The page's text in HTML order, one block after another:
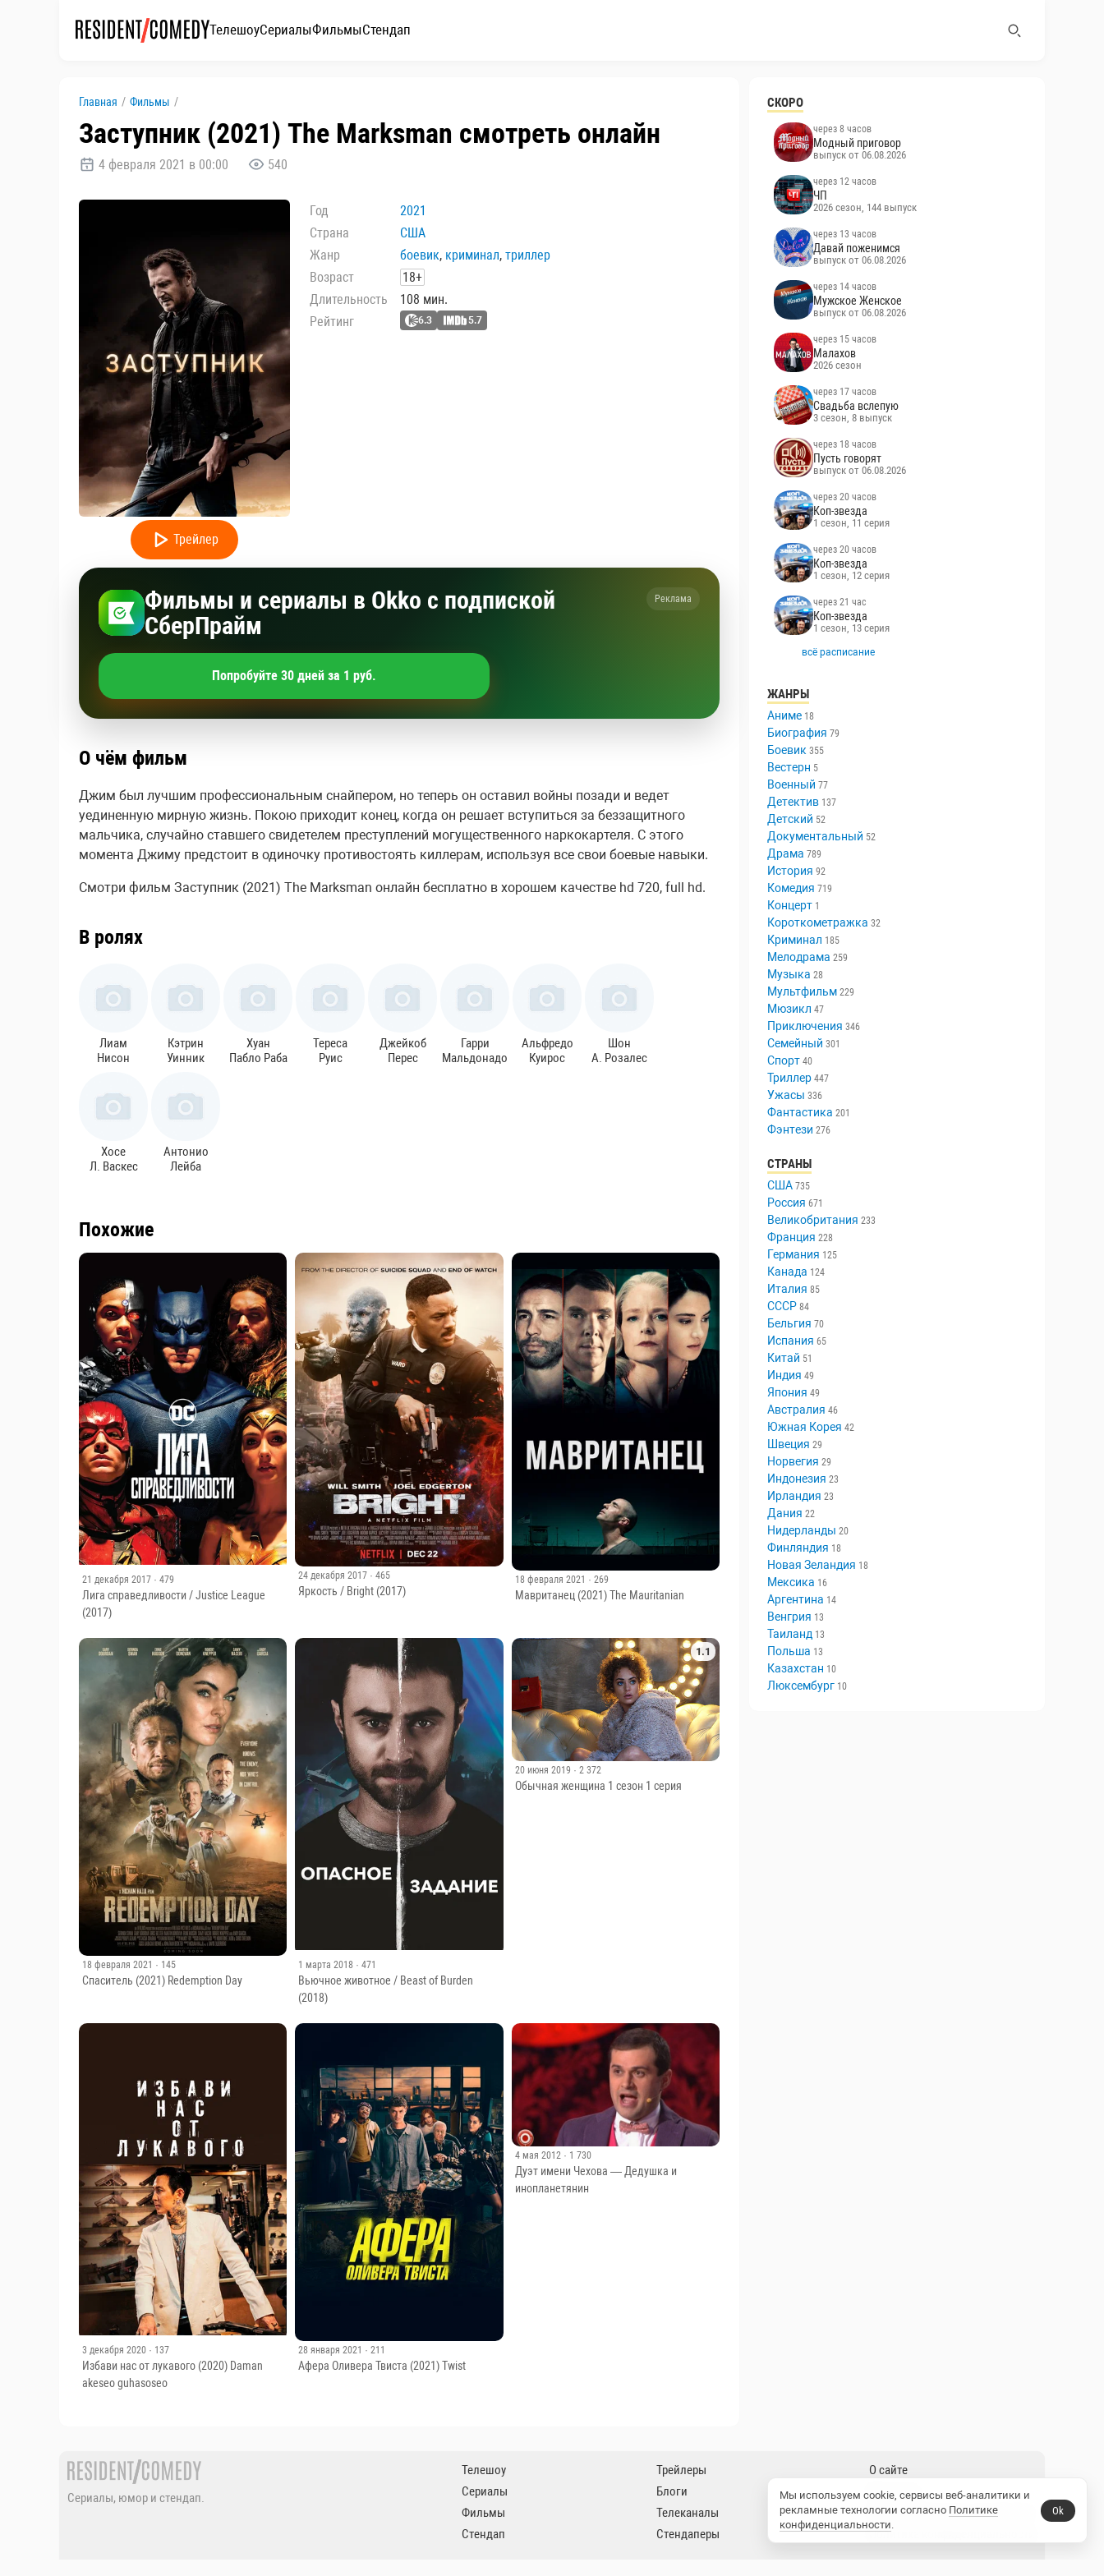
ТелешоуСериалыФильмыСтендап
Главная / Фильмы /
Заступник (2021) The Marksman смотреть онлайн
4 февраля 2021 в 00:00 540
Трейлер
Год
2021
Страна
США
Жанр
боевик, криминал, триллер
Возраст
18+
Длительность
108 мин.
Рейтинг
6.3 5.7
Фильмы и сериалы в Okko с подпиской
СберПрайм
Реклама
Попробуйте 30 дней за 1 руб.
О чём фильм
Джим был лучшим профессиональным снайпером, но теперь он оставил войны позади и ведет
уединенную мирную жизнь. Покою приходит конец, когда он решает вступиться за беззащитного
мальчика, случайно ставшего свидетелем преступлений могущественного наркокартеля. С этого
момента Джиму предстоит в одиночку противостоять киллерам, используя все свои боевые навыки.
Смотри фильм Заступник (2021) The Marksman онлайн бесплатно в хорошем качестве hd 720, full hd.
В ролях
Лиам
Нисон
Кэтрин
Уинник
Хуан
Пабло Раба
Тереса
Руис
Джейкоб
Перес
Гарри
Мальдонадо
Альфредо
Куирос
Шон
А. Розалес
Хосе
Л. Васкес
Антонио
Лейба
Похожие
21 декабря 2017 · 479
Лига справедливости / Justice League
Яркость / Bright (2017)
18 февраля 2021 · 269
Мавританец (2021) The Mauritanian
18 февраля 2021 · 145 1 марта 2018 · 471
1.1
СКОРО
через 8 часов
Модный приговор
выпуск от 06.08.2026
через 12 часов
ЧП
2026 сезон, 144 выпуск
через 13 часов
Давай поженимся
выпуск от 06.08.2026
через 14 часов
Мужское Женское
выпуск от 06.08.2026
через 15 часов
Малахов
2026 сезон
через 17 часов
Свадьба вслепую
3 сезон, 8 выпуск
через 18 часов
Пусть говорят
выпуск от 06.08.2026
через 20 часов
Коп-звезда
1 сезон, 11 серия
через 20 часов
Коп-звезда
1 сезон, 12 серия
через 21 час
Коп-звезда
1 сезон, 13 серия
всё расписание
ЖАНРЫ
Аниме 18
Биография
Боевик 355
Вестерн 5
Военный 77
Детектив 137
Детский 52
Документальный
Драма 789
История 92
Комедия 719
Концерт 1
Короткометражка
Криминал
Мелодрама 259
Музыка 28
Мультфильм 229
Мюзикл 47
Приключения
Семейный 301
Спорт 40
Триллер 447
Ужасы 336
Фэнтези
СТРАНЫ
США 735
Россия 671
Великобритания
Франция 228
Германия
Канада
Италия 85
СССР 84
Бельгия
Испания
Китай 51
Индия 49
Япония 49
Австралия
Южная Корея
Швеция 29
Норвегия 29
Индонезия
Ирландия 23
Дания 22
Нидерланды 20
Финляндия
Новая Зеландия
Мексика 16
Аргентина
Венгрия 13
Таиланд 13
Польша 13
Мы используем cookie, сервисы веб-аналитики и
рекламные технологии согласно Политике
конфиденциальности.
Ok